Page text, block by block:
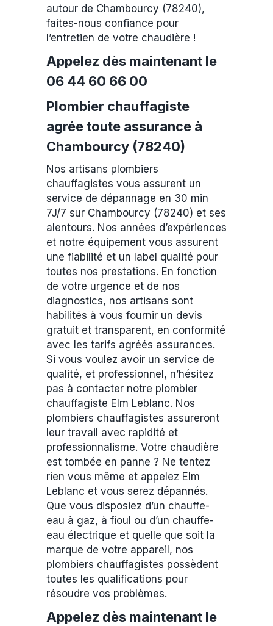
autour de Chambourcy (78240),
faites-nous confiance pour
l’entretien de votre chaudière !
Appelez dès maintenant le
06 44 60 66 00
Plombier chauffagiste
agrée toute assurance à
Chambourcy (78240)
Nos artisans plombiers
chauffagistes vous assurent un
service de dépannage en 30 min
7J/7 sur Chambourcy (78240) et ses
alentours. Nos années d’expériences
et notre équipement vous assurent
une fiabilité et un label qualité pour
toutes nos prestations. En fonction
de votre urgence et de nos
diagnostics, nos artisans sont
habilités à vous fournir un devis
gratuit et transparent, en conformité
avec les tarifs agréés assurances.
Si vous voulez avoir un service de
qualité, et professionnel, n’hésitez
pas à contacter notre plombier
chauffagiste Elm Leblanc. Nos
plombiers chauffagistes assureront
leur travail avec rapidité et
professionnalisme. Votre chaudière
est tombée en panne ? Ne tentez
rien vous même et appelez Elm
Leblanc et vous serez dépannés.
Que vous disposiez d’un chauffe-
eau à gaz, à fioul ou d’un chauffe-
eau électrique et quelle que soit la
marque de votre appareil, nos
plombiers chauffagistes possèdent
toutes les qualifications pour
résoudre vos problèmes.
Appelez dès maintenant le